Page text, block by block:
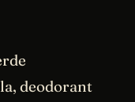
deodorant